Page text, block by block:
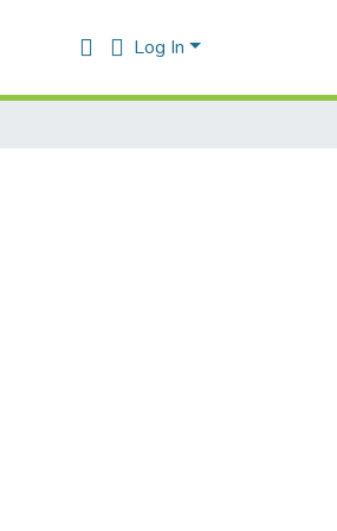
Log In